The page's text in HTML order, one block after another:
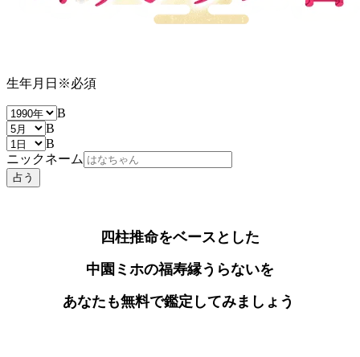
生年月日 ※必須
B
B
B
ニックネーム
占う
四柱推命をベースとした
中園ミホの福寿縁うらないを
あなたも無料で鑑定してみましょう